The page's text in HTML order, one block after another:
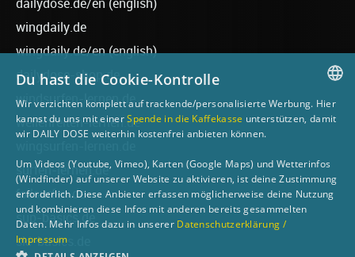
dailydose.de/en (english)
wingdaily.de
wingdaily.de/en(english)
dailydose-shop.de
windsurfen-lernen.de
wellenreiten-lernen.de
surfen-lernen.de
foilsurfen.de
sup-basics.de
ski-basics.de
GERMAN
Du hast die Cookie-Kontrolle
Wir verzichten komplett auf trackende/personalisierte Werbung. Hier
kannst du uns mit einerSpende in die Kaffekasse unterstützen, damit
wir DAILY DOSE weiterhin kostenfrei anbieten können.
Um Videos (Youtube, Vimeo), Karten (Google Maps) und Wetterinfos
(Windfinder) auf unserer Website zu aktivieren, ist deine Zustimmung
erforderlich. Diese Anbieter erfassen möglicherweise deine Nutzung
und kombinieren diese Infos mit anderen bereits gesammelten
Daten. Mehr Infos dazu in unserer Datenschutzerklärung /
Impressum